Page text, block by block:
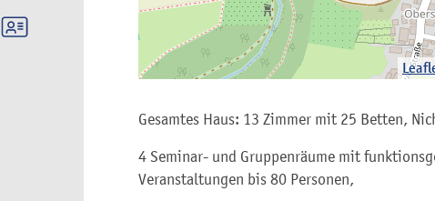
Gesamtes Haus: 13 Zimmer mit 25 Betten,
4 Seminar- und Gruppenräume mit
Veranstaltungen bis 80 Personen,